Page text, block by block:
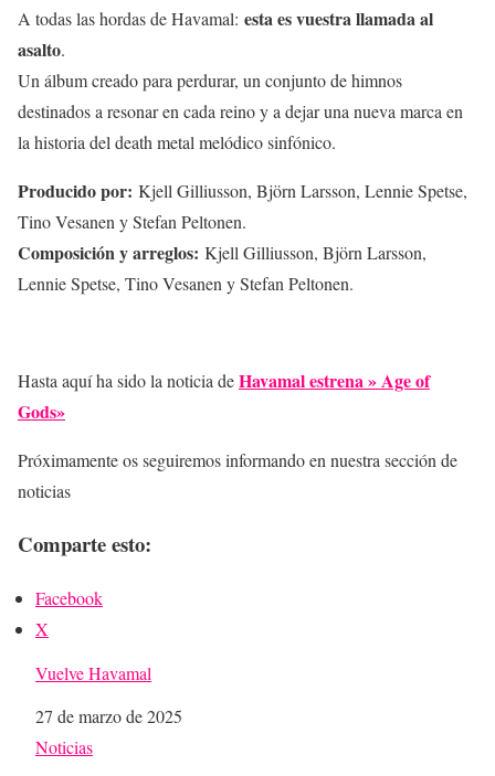
A todas las hordas de Havamal: esta es vuestra llamada al
asalto.
Un álbum creado para perdurar, un conjunto de himnos
destinados a resonar en cada reino y a dejar una nueva marca en
la historia del death metal melódico sinfónico.
Producido por: Kjell Gilliusson, Björn Larsson, Lennie Spetse,
Tino Vesanen y Stefan Peltonen.
Composición y arreglos: Kjell Gilliusson, Björn Larsson,
Lennie Spetse, Tino Vesanen y Stefan Peltonen.
Hasta aquí ha sido la noticia deHavamal estrena » Age of
Gods»
Próximamente os seguiremos informando en nuestra sección de
noticias
Comparte esto:
Facebook
X
Vuelve Havamal
Fecha
27 de marzo de 2025
Respecto a
Noticias